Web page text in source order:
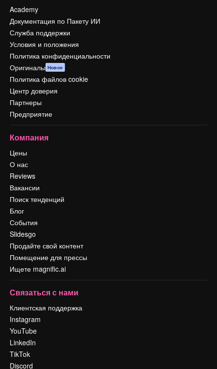
Academy
Документация по Пакету ИИ
Служба поддержки
Условия и положения
Политика конфиденциальности
Оригиналы Новое
Политика файлов cookie
Центр доверия
Партнеры
Предприятие
Компания
Цены
О нас
Reviews
Вакансии
Поиск тенденций
Блог
События
Slidesgo
Продайте свой контент
Помещение для прессы
Ищете magnific.ai
Связаться с нами
Клиентская поддержка
Instagram
YouTube
LinkedIn
TikTok
Discord